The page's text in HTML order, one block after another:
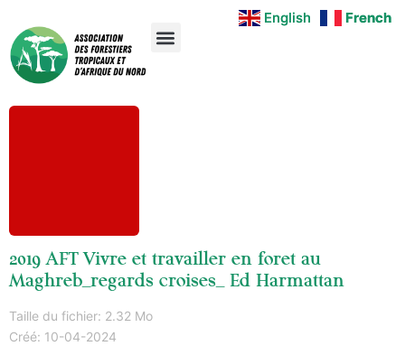
2019 AFT Vivre et travailler en foret au
Maghreb_regards croises_ Ed Harmattan
Taille du fichier: 2.32 Mo
Créé: 10-04-2024
English French
English French